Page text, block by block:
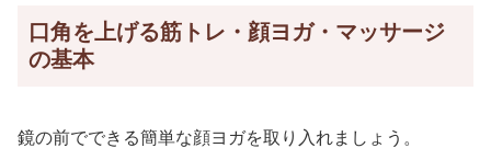
口角を上げる筋トレ・顔ヨガ・マッサージ
の基本
鏡の前でできる簡単な顔ヨガを取り入れましょう。